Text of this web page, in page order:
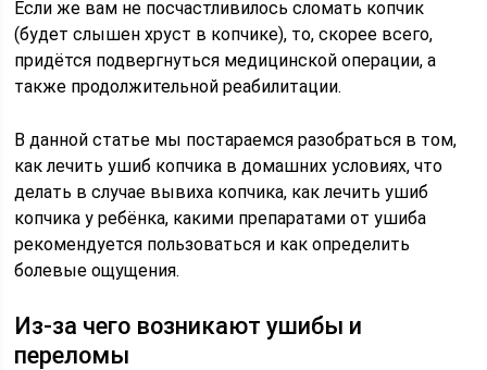
Если же вам не посчастливилось сломать копчик
(будет слышен хруст в копчике), то, скорее всего,
придётся подвергнуться медицинской операции, а
также продолжительной реабилитации.
В данной статье мы постараемся разобраться в том,
как лечить ушиб копчика в домашних условиях, что
делать в случае вывиха копчика, как лечить ушиб
копчика у ребёнка, какими препаратами от ушиба
рекомендуется пользоваться и как определить
болевые ощущения.
Из-за чего возникают ушибы и
переломы